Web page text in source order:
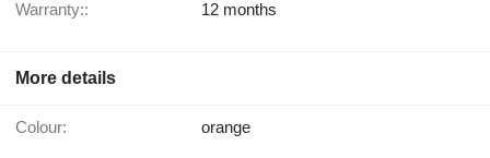
Warranty:: 12 months
More details
Colour: orange